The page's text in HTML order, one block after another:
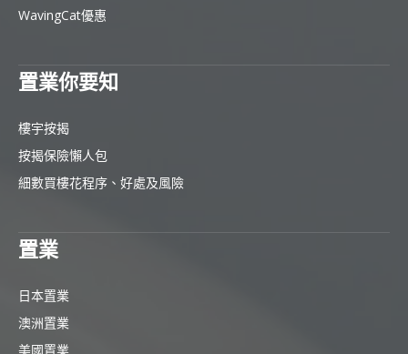
WavingCat優惠
置業你要知
樓宇按揭
按揭保險懶人包
細數買樓花程序、好處及風險
置業
日本置業
澳洲置業
美國置業